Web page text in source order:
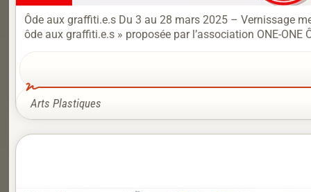
Ôde aux graffiti.e.s Du 3 au 28 mars 2025 – Vernissage
ôde aux graffiti.e.s » proposée par l’association ONE-
Arts Plastiques